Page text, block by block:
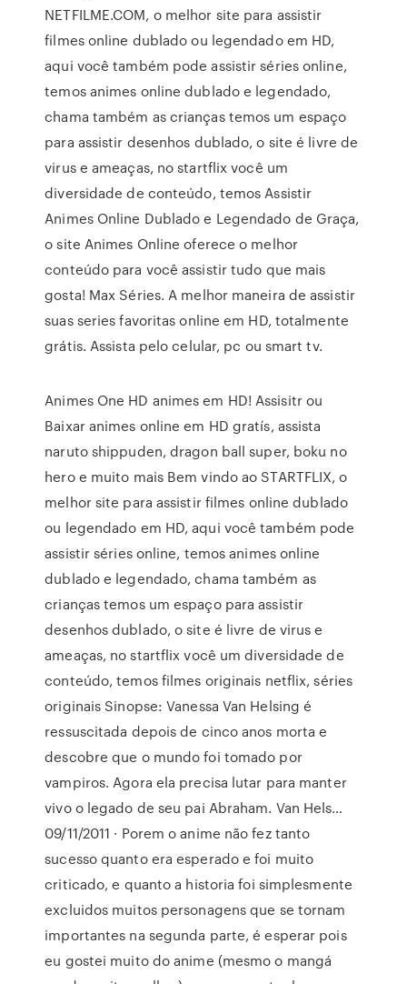
NETFILME.COM, o melhor site para assistir
filmes online dublado ou legendado em HD,
aqui você também pode assistir séries online,
temos animes online dublado e legendado,
chama também as crianças temos um espaço
para assistir desenhos dublado, o site é livre de
virus e ameaças, no startflix você um
diversidade de conteúdo, temos Assistir
Animes Online Dublado e Legendado de Graça,
o site Animes Online oferece o melhor
conteúdo para você assistir tudo que mais
gosta! Max Séries. A melhor maneira de assistir
suas series favoritas online em HD, totalmente
grátis. Assista pelo celular, pc ou smart tv.
Animes One HD animes em HD! Assisitr ou
Baixar animes online em HD gratís, assista
naruto shippuden, dragon ball super, boku no
hero e muito mais Bem vindo ao STARTFLIX, o
melhor site para assistir filmes online dublado
ou legendado em HD, aqui você também pode
assistir séries online, temos animes online
dublado e legendado, chama também as
crianças temos um espaço para assistir
desenhos dublado, o site é livre de virus e
ameaças, no startflix você um diversidade de
conteúdo, temos filmes originais netflix, séries
originais Sinopse: Vanessa Van Helsing é
ressuscitada depois de cinco anos morta e
descobre que o mundo foi tomado por
vampiros. Agora ela precisa lutar para manter
vivo o legado de seu pai Abraham. Van Hels…
09/11/2011 · Porem o anime não fez tanto
sucesso quanto era esperado e foi muito
criticado, e quanto a historia foi simplesmente
excluidos muitos personagens que se tornam
importantes na segunda parte, é esperar pois
eu gostei muito do anime (mesmo o mangá